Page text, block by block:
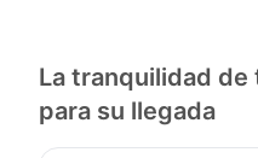
La tranquilidad
para su llegada